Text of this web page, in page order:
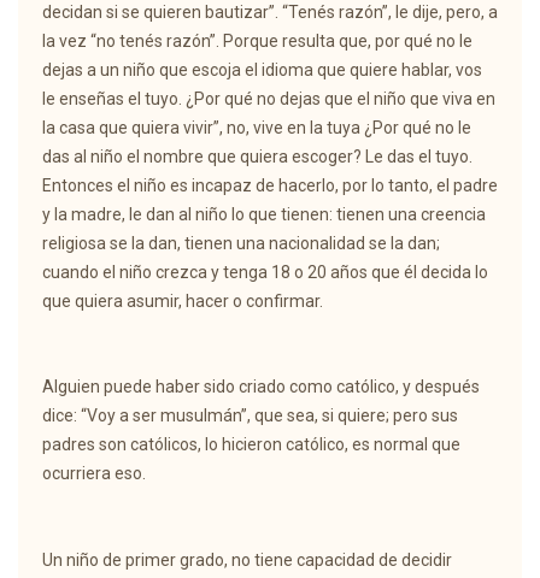
decidan si se quieren bautizar”. “Tenés razón”, le dije, pero, a
la vez “no tenés razón”. Porque resulta que, por qué no le
dejas a un niño que escoja el idioma que quiere hablar, vos
le enseñas el tuyo. ¿Por qué no dejas que el niño que viva en
la casa que quiera vivir”, no, vive en la tuya ¿Por qué no le
das al niño el nombre que quiera escoger? Le das el tuyo.
Entonces el niño es incapaz de hacerlo, por lo tanto, el padre
y la madre, le dan al niño lo que tienen: tienen una creencia
religiosa se la dan, tienen una nacionalidad se la dan;
cuando el niño crezca y tenga 18 o 20 años que él decida lo
que quiera asumir, hacer o confirmar.
Alguien puede haber sido criado como católico, y después
dice: “Voy a ser musulmán”, que sea, si quiere; pero sus
padres son católicos, lo hicieron católico, es normal que
ocurriera eso.
Un niño de primer grado, no tiene capacidad de decidir